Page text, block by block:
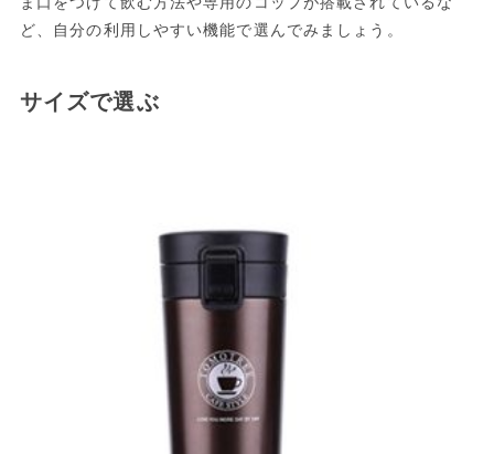
ど、自分の利用しやすい機能で選んでみましょう。
サイズで選ぶ